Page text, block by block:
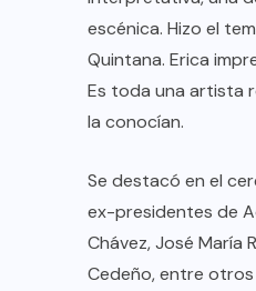
escénica. Hizo el
Quintana. Erica
Es toda una artista
la conocían.
Se destacó en el
ex-presidentes de
Chávez, José María
Cedeño, entre